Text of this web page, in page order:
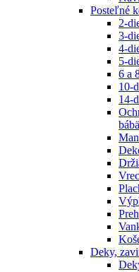
Posteľné
2-
3-
4-
5-
6 a
10-
14-
Deky,